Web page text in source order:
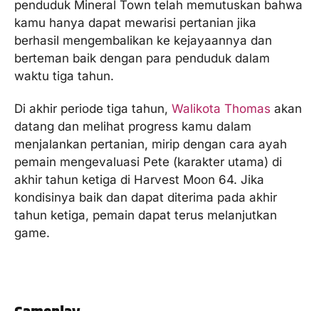
penduduk Mineral Town telah memutuskan bahwa
kamu hanya dapat mewarisi pertanian jika
berhasil mengembalikan ke kejayaannya dan
berteman baik dengan para penduduk dalam
waktu tiga tahun.
Di akhir periode tiga tahun, Walikota Thomas akan
datang dan melihat progress kamu dalam
menjalankan pertanian, mirip dengan cara ayah
pemain mengevaluasi Pete (karakter utama) di
akhir tahun ketiga di Harvest Moon 64. Jika
kondisinya baik dan dapat diterima pada akhir
tahun ketiga, pemain dapat terus melanjutkan
game.